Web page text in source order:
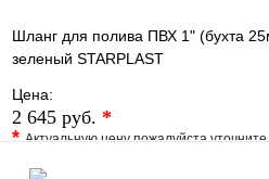
Шланг для полива ПВХ 1" (бухта
зеленый STARPLAST
Цена:
2 645 руб. *
*Актуальную цену пожалуйста
В избранное